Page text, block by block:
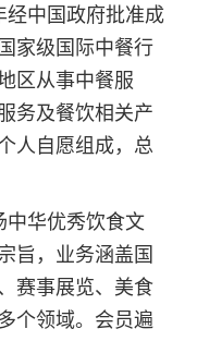
经中国政府批准成
家级国际中餐行
区从事中餐服
务及餐饮相关产
人自愿组成，总
中华优秀饮食文
旨，业务涵盖国
赛事展览、美食
个领域。会员遍